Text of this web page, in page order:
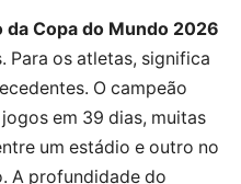
da Copa do Mundo 2026
Para os atletas, significa
O campeão
em 39 dias, muitas
um estádio e outro no
A profundidade do